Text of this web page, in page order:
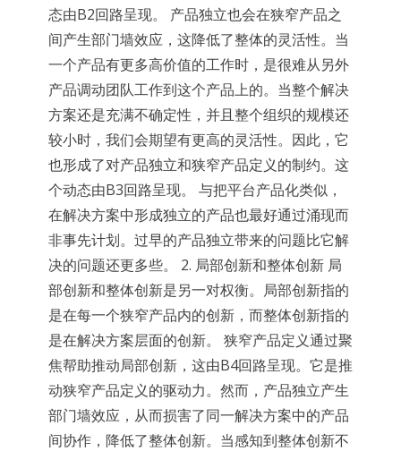
态由B2回路呈现。 产品独立也会在狭窄产品之
间产生部门墙效应，这降低了整体的灵活性。当
一个产品有更多高价值的工作时，是很难从另外
产品调动团队工作到这个产品上的。当整个解决
方案还是充满不确定性，并且整个组织的规模还
较小时，我们会期望有更高的灵活性。因此，它
也形成了对产品独立和狭窄产品定义的制约。这
个动态由B3回路呈现。 与把平台产品化类似，
在解决方案中形成独立的产品也最好通过涌现而
非事先计划。过早的产品独立带来的问题比它解
决的问题还更多些。 2. 局部创新和整体创新 局
部创新和整体创新是另一对权衡。局部创新指的
是在每一个狭窄产品内的创新，而整体创新指的
是在解决方案层面的创新。 狭窄产品定义通过聚
焦帮助推动局部创新，这由B4回路呈现。它是推
动狭窄产品定义的驱动力。然而，产品独立产生
部门墙效应，从而损害了同一解决方案中的产品
间协作，降低了整体创新。当感知到整体创新不